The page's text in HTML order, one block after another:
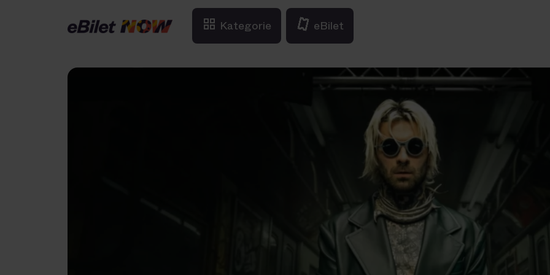
Kategorie eBilet